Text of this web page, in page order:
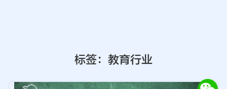
标签：教育行业